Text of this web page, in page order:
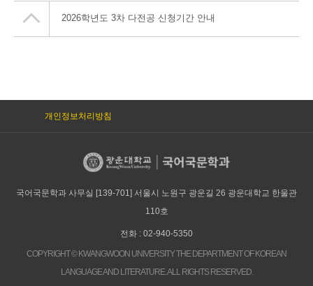
2026학년도 3차 다전공 신청기간 안내
개인정보처리방침
국어국문학과 사무실 [139-701] 서울시 노원구 광운길 26 광운대학교 한울관
110호
전화 : 02-940-5350
COPYRIGHT © KWANGWOON UNIVERSITY THE DEPARTMENT OF KOREAN
LANGUAGE AND LITERATURE. ALL RIGHTS RESERVED.